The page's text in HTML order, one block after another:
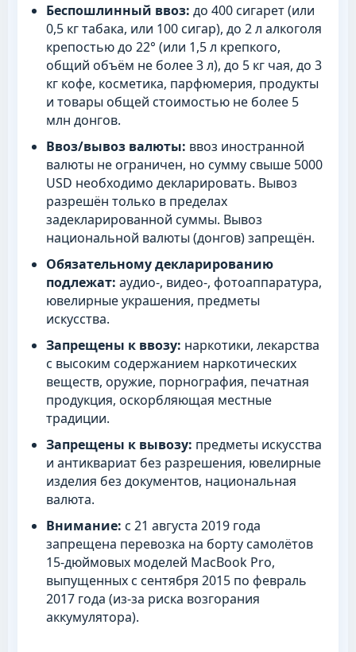
Беспошлинный ввоз: до 400 сигарет (или
0,5 кг табака, или 100 сигар), до 2 л алкоголя
крепостью до 22° (или 1,5 л крепкого,
общий объём не более 3 л), до 5 кг чая, до 3
кг кофе, косметика, парфюмерия, продукты
и товары общей стоимостью не более 5
млн донгов.
Ввоз/вывоз валюты: ввоз иностранной
валюты не ограничен, но сумму свыше 5000
USD необходимо декларировать. Вывоз
разрешён только в пределах
задекларированной суммы. Вывоз
национальной валюты (донгов) запрещён.
Обязательному декларированию
подлежат: аудио-, видео-, фотоаппаратура,
ювелирные украшения, предметы
искусства.
Запрещены к ввозу: наркотики, лекарства
с высоким содержанием наркотических
веществ, оружие, порнография, печатная
продукция, оскорбляющая местные
традиции.
Запрещены к вывозу: предметы искусства
и антиквариат без разрешения, ювелирные
изделия без документов, национальная
валюта.
Внимание: с 21 августа 2019 года
запрещена перевозка на борту самолётов
15-дюймовых моделей MacBook Pro,
выпущенных с сентября 2015 по февраль
2017 года (из-за риска возгорания
аккумулятора).